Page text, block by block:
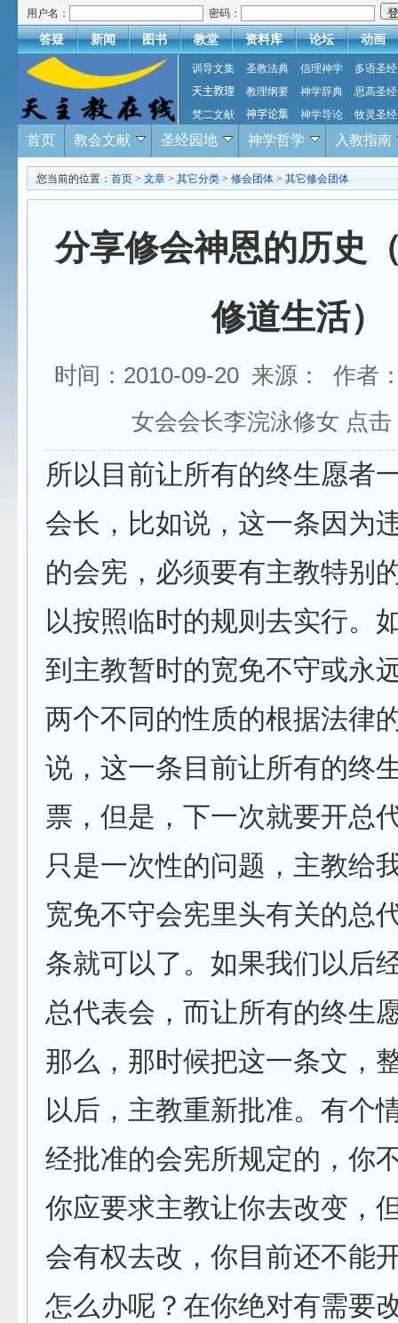
用户名： 密码：
答疑 新闻 图书 教堂 资料库 论坛 动画
训导文集 圣教法典 信理神学
多语圣经
天主教理
教理纲要 神学辞典
思高圣经
梵二文献
神学论集 神学导论 牧灵圣经
首页 教会文献 圣经园地 神学哲学 入教指南
您当前的位置： 首页 > 文章 > 其它分类 > 修会团体 > 其它修会团体
分享修会神恩的历史
修道生活）
时间：2010-09-20 来源： 作者
女会会长李浣泳修女 点击
所以目前让所有的终生愿者
会长，比如说，这一条因为
的会宪，必须要有主教特别
以按照临时的规则去实行。
到主教暂时的宽免不守或永
两个不同的性质的根据法律
说，这一条目前让所有的终
票，但是，下一次就要开总
只是一次性的问题，主教给
宽免不守会宪里头有关的总
条就可以了。如果我们以后
总代表会，而让所有的终生
那么，那时候把这一条文，
以后，主教重新批准。有个
经批准的会宪所规定的，你
你应要求主教让你去改变，
会有权去改，你目前还不能
怎么办呢？在你绝对有需要